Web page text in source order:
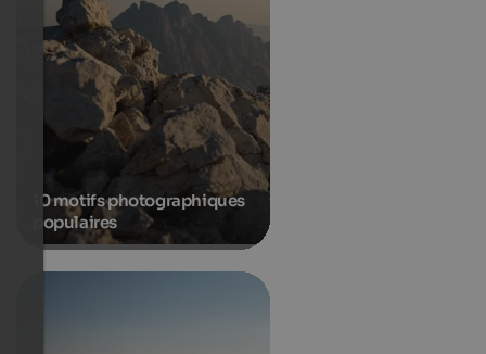
10 motifs photographiques
populaires